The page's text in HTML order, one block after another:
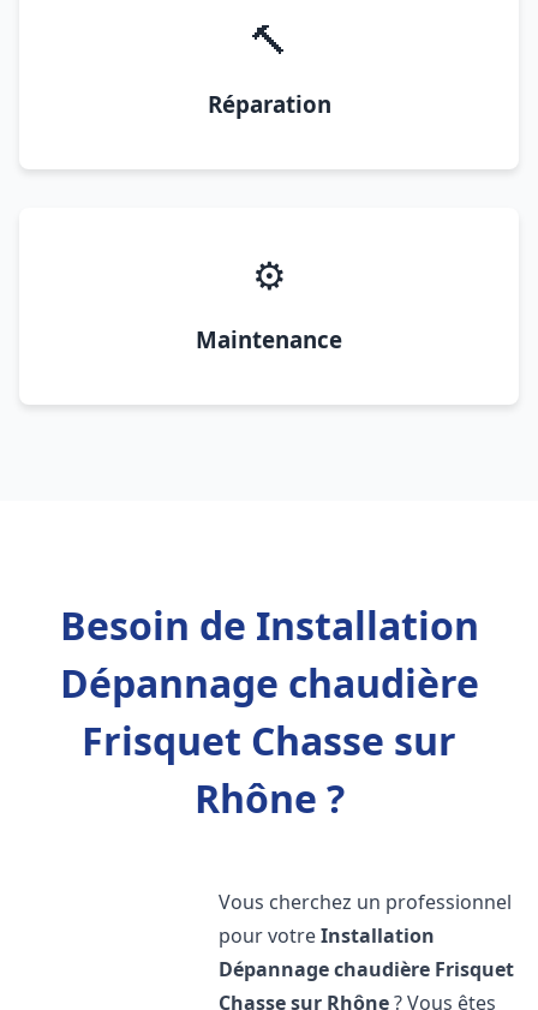
🔨
Réparation
⚙️
Maintenance
Besoin de Installation
Dépannage chaudière
Frisquet Chasse sur
Rhône ?
Vous cherchez un professionnel
pour votreInstallation
Dépannage chaudière Frisquet
Chasse sur Rhône? Vous êtes